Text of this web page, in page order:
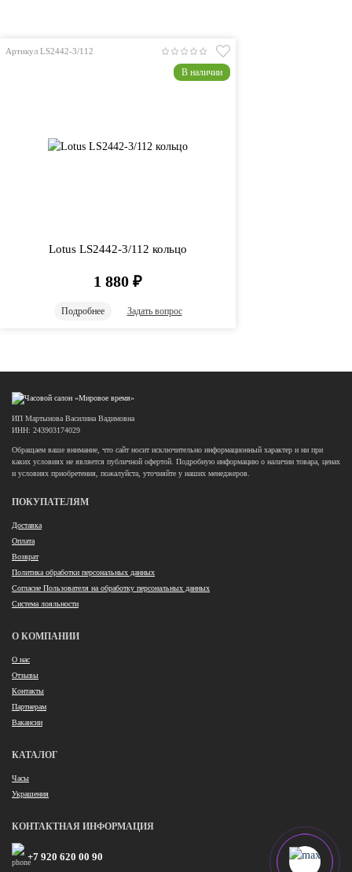
Артикул LS2442-3/112
В наличии
Lotus LS2442-3/112 кольцо
1 880 ₽
Подробнее Задать вопрос
ИП Мартынова Василина Вадимовна
ИНН: 243903174029
Обращаем ваше внимание, что сайт носит исключительно информационный характер и ни при
каких условиях не является публичной офертой. Подробную информацию о наличии товара, ценах
и условиях приобретения, пожалуйста, уточняйте у наших менеджеров.
ПОКУПАТЕЛЯМ
Доставка
Оплата
Возврат
Политика обработки персональных данных
Согласие Пользователя на обработку персональных данных
Система лояльности
О КОМПАНИИ
О нас
Отзывы
Контакты
Партнерам
Вакансии
КАТАЛОГ
Часы
Украшения
КОНТАКТНАЯ ИНФОРМАЦИЯ
+7 920 620 00 90